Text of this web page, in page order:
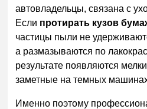
автовладельцы, связана с
Если протирать кузов
частицы пыли не
а размазываются по
результате появляются
заметные на темных
Именно поэтому